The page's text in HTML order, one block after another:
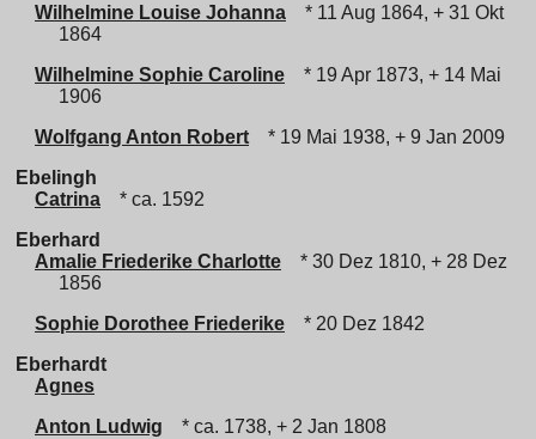
Wilhelmine Louise Johanna
* 11 Aug 1864, + 31 Okt
1864
Wilhelmine Sophie Caroline
* 19 Apr 1873, + 14 Mai
1906
Wolfgang Anton Robert
* 19 Mai 1938, + 9 Jan 2009
Ebelingh
Catrina
* ca. 1592
Eberhard
Amalie Friederike Charlotte
* 30 Dez 1810, + 28 Dez
1856
Sophie Dorothee Friederike
* 20 Dez 1842
Eberhardt
Agnes
Anton Ludwig
* ca. 1738, + 2 Jan 1808